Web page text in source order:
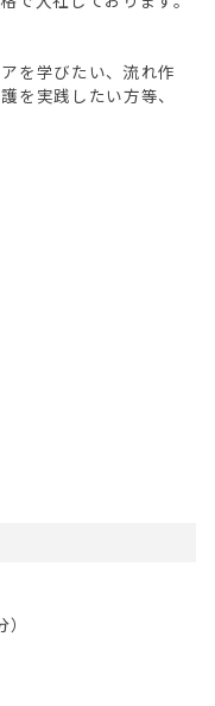
を学びたい、流れ作
を実践したい方等、